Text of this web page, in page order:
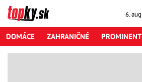
6.
DOMÁCE ZAHRANIČNÉ